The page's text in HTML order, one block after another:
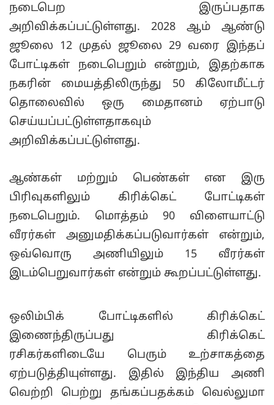
நடைபெற இருப்பதாக
அறிவிக்கப்பட்டுள்ளது. 2028 ஆம் ஆண்டு
ஜூலை 12 முதல் ஜூலை 29 வரை இந்தப்
போட்டிகள் நடைபெறும் என்றும், இதற்காக
நகரின் மையத்திலிருந்து 50 கிலோமீட்டர்
தொலைவில் ஒரு மைதானம் ஏற்பாடு
செய்யப்பட்டுள்ளதாகவும்
அறிவிக்கப்பட்டுள்ளது.
ஆண்கள் மற்றும் பெண்கள் என இரு
பிரிவுகளிலும் கிரிக்கெட் போட்டிகள்
நடைபெறும். மொத்தம் 90 விளையாட்டு
வீரர்கள் அனுமதிக்கப்படுவார்கள் என்றும்,
ஒவ்வொரு அணியிலும் 15 வீரர்கள்
இடம்பெறுவார்கள் என்றும் கூறப்பட்டுள்ளது.
ஒலிம்பிக் போட்டிகளில் கிரிக்கெட்
இணைந்திருப்பது கிரிக்கெட்
ரசிகர்களிடையே பெரும் உற்சாகத்தை
ஏற்படுத்தியுள்ளது. இதில் இந்திய அணி
வெற்றி பெற்று தங்கப்பதக்கம் வெல்லுமா